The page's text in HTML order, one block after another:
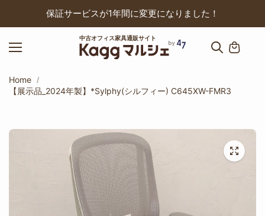
保証サービスが1年間に変更になりました！
中古オフィス家具通販サイト
Home
【展示品_2024年製】*Sylphy(シルフィー) C645XW-FMR3